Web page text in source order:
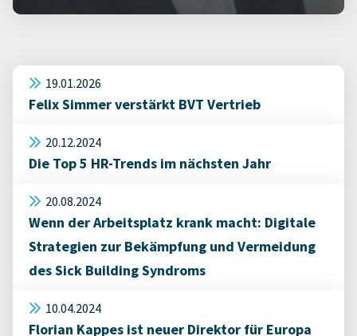
19.01.2026
Felix Simmer verstärkt BVT Vertrieb
20.12.2024
Die Top 5 HR-Trends im nächsten Jahr
20.08.2024
Wenn der Arbeitsplatz krank macht: Digitale
Strategien zur Bekämpfung und Vermeidung
des Sick Building Syndroms
10.04.2024
Florian Kappes ist neuer Direktor für Europa